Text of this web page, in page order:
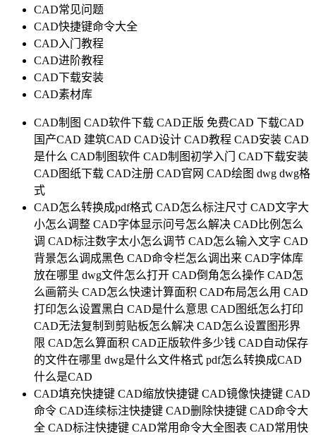
CAD常见问题
CAD快捷键命令大全
CAD入门教程
CAD进阶教程
CAD下载安装
CAD素材库
CAD制图 CAD软件下载 CAD正版 免费CAD 下载CAD
国产CAD 建筑CAD CAD设计 CAD教程 CAD安装 CAD
是什么 CAD制图软件 CAD制图初学入门
CAD下载安装
CAD图纸下载 CAD注册 CAD官网 CAD绘图 dwg dwg格
式
CAD怎么转换成pdf格式 CAD怎么标注尺寸 CAD文字大
小怎么调整 CAD字体显示问号怎么解决 CAD比例怎么
调 CAD标注数字太小怎么调节 CAD怎么输入文字 CAD
背景怎么调成黑色 CAD命令栏怎么调出来 CAD字体库
放在哪里 dwg文件怎么打开 CAD倒角怎么操作 CAD怎
么画箭头 CAD怎么快速计算面积 CAD布局怎么用 CAD
打印怎么设置黑白 CAD是什么意思 CAD图纸怎么打印
CAD无法复制到剪贴板怎么解决 CAD怎么设置图形界
限 CAD怎么算面积 CAD正版软件多少钱 CAD自动保存
的文件在哪里 dwg是什么文件格式 pdf怎么转换成CAD
什么是CAD
CAD填充快捷键 CAD缩放快捷键 CAD镜像快捷键 CAD
命令 CAD连续标注快捷键 CAD删除快捷键 CAD命令大
全 CAD标注快捷键 CAD常用命令大全图表 CAD常用快